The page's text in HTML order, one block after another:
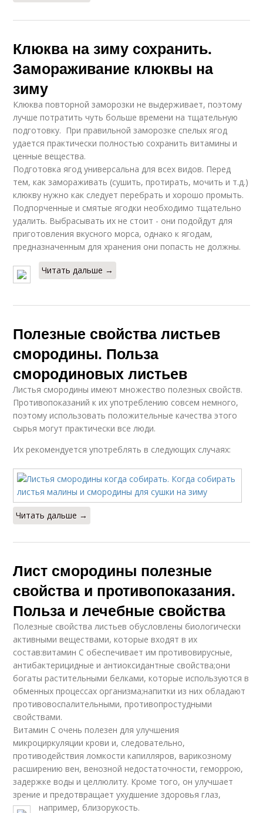
Клюква на зиму сохранить.
Замораживание клюквы на
зиму
Клюква повторной заморозки не выдерживает, поэтому
лучше потратить чуть больше времени на тщательную
подготовку. При правильной заморозке спелых ягод
удается практически полностью сохранить витамины и
ценные вещества.
Подготовка ягод универсальна для всех видов. Перед
тем, как замораживать (сушить, протирать, мочить и т.д.)
клюкву нужно как следует перебрать и хорошо промыть.
Подпорченные и смятые ягодки необходимо тщательно
удалить. Выбрасывать их не стоит - они подойдут для
приготовления вкусного морса, однако к ягодам,
предназначенным для хранения они попасть не должны.
Читать дальше →
Полезные свойства листьев
смородины. Польза
смородиновых листьев
Листья смородины имеют множество полезных свойств.
Противопоказаний к их употреблению совсем немного,
поэтому использовать положительные качества этого
сырья могут практически все люди.
Их рекомендуется употреблять в следующих случаях:
Читать дальше →
Лист смородины полезные
свойства и противопоказания.
Польза и лечебные свойства
Полезные свойства листьев обусловлены биологически
активными веществами, которые входят в их
состав:витамин С обеспечивает им противовирусные,
антибактерицидные и антиоксидантные свойства;они
богаты растительными белками, которые используются в
обменных процессах организма;напитки из них обладают
противовоспалительными, противопростудными
свойствами.
Витамин С очень полезен для улучшения
микроциркуляции крови и, следовательно,
противодействия ломкости капилляров, варикозному
расширению вен, венозной недостаточности, геморрою,
задержке воды и целлюлиту. Кроме того, он улучшает
зрение и предотвращает ухудшение здоровья глаз,
например, близорукость.